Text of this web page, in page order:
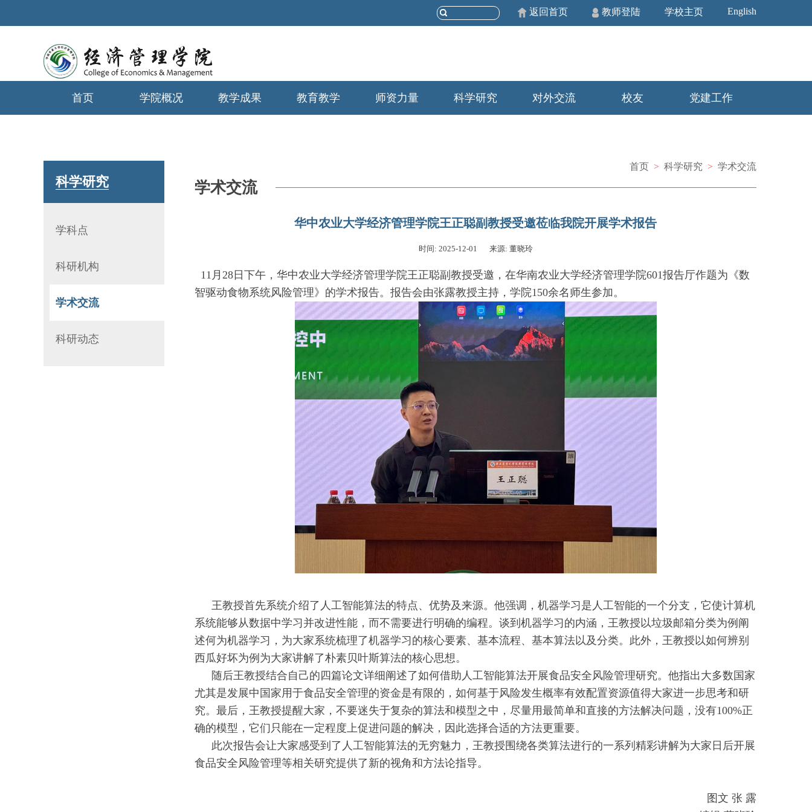
English
学校主页
教师登陆
返回首页
首页 学院概况 教学成果 教育教学 师资力量 科学研究 对外交流 校友 党建工作
科学研究
学科点
科研机构
学术交流
科研动态
首页 > 科学研究 > 学术交流
学术交流
华中农业大学经济管理学院王正聪副教授受邀莅临我院开展学术报告
时间: 2025-12-01 来源: 董晓玲
11月28日下午，华中农业大学经济管理学院王正聪副教授受邀，在华南农业大学经济管理学院601报告厅作题为《数
智驱动食物系统风险管理》的学术报告。报告会由张露教授主持，学院150余名师生参加。
王教授首先系统介绍了人工智能算法的特点、优势及来源。他强调，机器学习是人工智能的一个分支，它使计算机
系统能够从数据中学习并改进性能，而不需要进行明确的编程。谈到机器学习的内涵，王教授以垃圾邮箱分类为例阐
述何为机器学习，为大家系统梳理了机器学习的核心要素、基本流程、基本算法以及分类。此外，王教授以如何辨别
西瓜好坏为例为大家讲解了朴素贝叶斯算法的核心思想。
随后王教授结合自己的四篇论文详细阐述了如何借助人工智能算法开展食品安全风险管理研究。他指出大多数国家
尤其是发展中国家用于食品安全管理的资金是有限的，如何基于风险发生概率有效配置资源值得大家进一步思考和研
究。最后，王教授提醒大家，不要迷失于复杂的算法和模型之中，尽量用最简单和直接的方法解决问题，没有100%正
确的模型，它们只能在一定程度上促进问题的解决，因此选择合适的方法更重要。
此次报告会让大家感受到了人工智能算法的无穷魅力，王教授围绕各类算法进行的一系列精彩讲解为大家日后开展
食品安全风险管理等相关研究提供了新的视角和方法论指导。
图文 张 露